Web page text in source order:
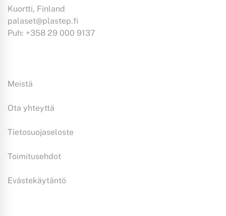
Kuortti, Finland
palaset@plastep.fi
Puh: +358 29 000 9137
Meistä
Ota yhteyttä
Tietosuojaseloste
Toimitusehdot
Evästekäytäntö